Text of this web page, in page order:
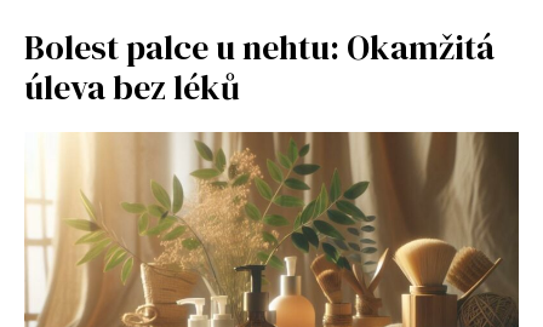
Bolest palce u nehtu: Okamžitá
úleva bez léků